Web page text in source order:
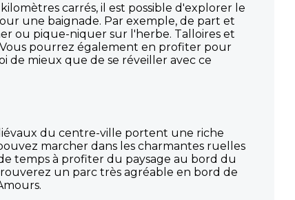
carrés, il est possible d'explorer le
une baignade. Par exemple, de part et
ou pique-niquer sur l'herbe. Talloires et
pourrez également en profiter pour
de mieux que de se réveiller avec ce
du centre-ville portent une riche
marcher dans les charmantes ruelles
temps à profiter du paysage au bord du
un parc très agréable en bord de